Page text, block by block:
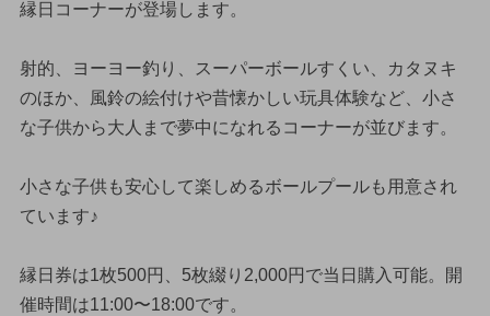
縁日コーナーが登場します。
射的、ヨーヨー釣り、スーパーボールすくい、カタヌキ
のほか、風鈴の絵付けや昔懐かしい玩具体験など、小さ
な子供から大人まで夢中になれるコーナーが並びます。
小さな子供も安心して楽しめるボールプールも用意され
ています♪
縁日券は1枚500円、5枚綴り2,000円で当日購入可能。開
催時間は11:00〜18:00です。